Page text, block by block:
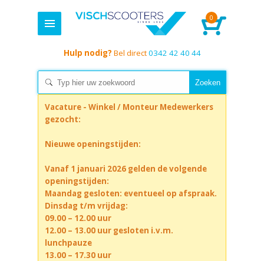
0
Hulp nodig? Bel direct0342 42 40 44
Vacature - Winkel / Monteur Medewerkers
gezocht:
Nieuwe openingstijden:
Vanaf 1 januari 2026 gelden de volgende
openingstijden:
Maandag gesloten: eventueel op afspraak.
Dinsdag t/m vrijdag:
09.00 – 12.00 uur
12.00 – 13.00 uur gesloten i.v.m.
lunchpauze
13.00 – 17.30 uur